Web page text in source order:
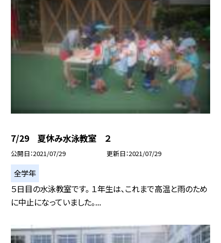
7/29 夏休み水泳教室 ２
公開日 2021/07/29 更新日 2021/07/29
全学年
５日目の水泳教室です。 １年生は、これまで高温と雨のため
に中止になっていました。...